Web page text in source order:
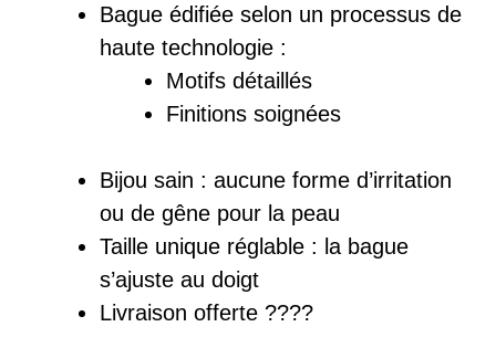
Bague édifiée selon un processus de
haute technologie :
Motifs détaillés
Finitions soignées
Bijou sain : aucune forme d’irritation
ou de gêne pour la peau
Taille unique réglable : la bague
s’ajuste au doigt
Livraison offerte ????